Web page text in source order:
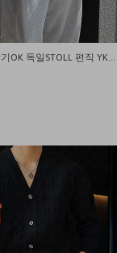
[ROO.08] 세탁기OK 독일STOLL 편직 YKK지퍼 투웨이 케이블 니트집업